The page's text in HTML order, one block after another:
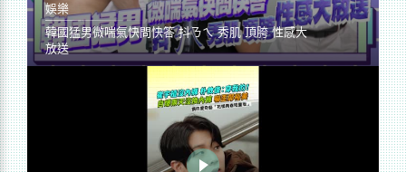
娛樂
韓國猛男微喘氣快問快答 抖ㄋㄟ 秀肌 頂胯 性感大
放送